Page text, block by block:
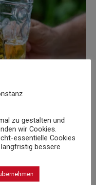
zu gestalten und
wir Cookies.
essentielle Cookies
bessere